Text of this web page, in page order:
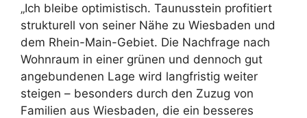
„Ich bleibe optimistisch. Taunusstein profitiert
strukturell von seiner Nähe zu Wiesbaden und
dem Rhein-Main-Gebiet. Die Nachfrage nach
Wohnraum in einer grünen und dennoch gut
angebundenen Lage wird langfristig weiter
steigen – besonders durch den Zuzug von
Familien aus Wiesbaden, die ein besseres